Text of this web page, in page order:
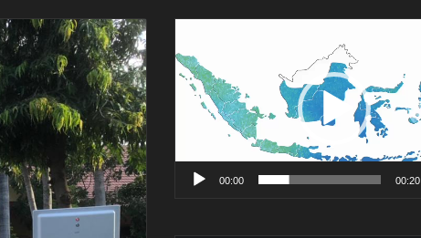
Video
00:00 00:20